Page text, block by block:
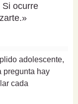
Si ocurre
adolescente,
pregunta hay
cada